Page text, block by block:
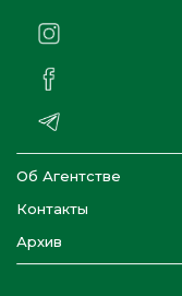
Об Агентстве
Контакты
Архив